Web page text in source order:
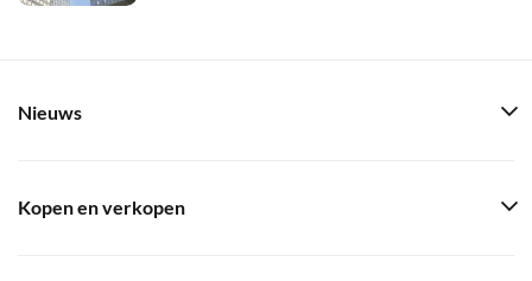
Nieuws
Kopen en verkopen